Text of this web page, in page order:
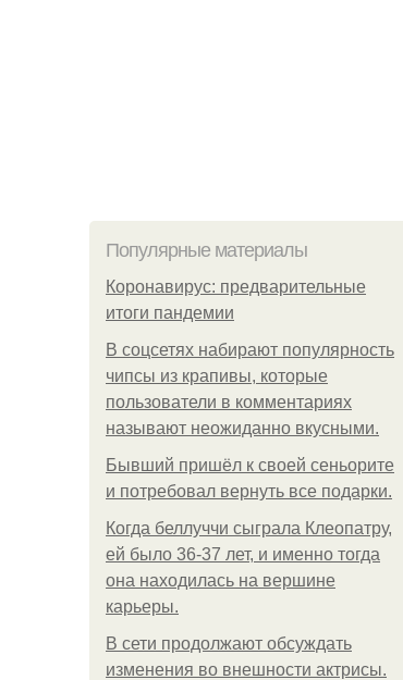
Популярные материалы
Коронавирус: предварительные
итоги пандемии
В соцсетях набирают популярность
чипсы из крапивы, которые
пользователи в комментариях
называют неожиданно вкусными.
Бывший пришёл к своей сеньорите
и потребовал вернуть все подарки.
Когда беллуччи сыграла Клеопатру,
ей было 36-37 лет, и именно тогда
она находилась на вершине
карьеры.
В сети продолжают обсуждать
изменения во внешности актрисы.